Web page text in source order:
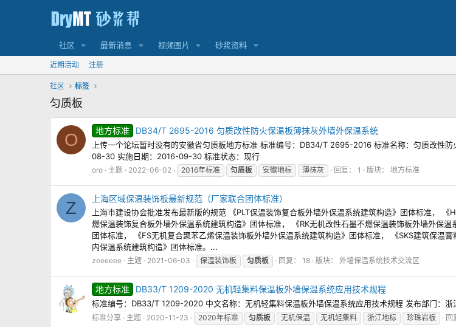
社区 最新消息 视频图片 砂浆资料
近期活动 注册
社区 标签
匀质板
O 地方标准 DB34/T 2695-2016 匀质改性防火保温板薄抹灰外墙外保温系统
上传一个论坛暂时没有的安徽省匀质板地方标准 标准编号：DB34/T 2695-2016 标准名称：匀质改性
08-30 实施日期：2016-09-30 标准状态：现行
oro 主题 2022-06-02 2016年标准 匀质板 安徽地标 薄抹灰 回复： 1 版块： 地方标准
Z 上海区域保温装饰板最新规范（厂家联合团体标准）
上海市建设协会批准发布最新版的规范 《PLT保温装饰复合板外墙外保温系统建筑构造》团体标准，
燃保温装饰复合板外墙外保温系统建筑构造》团体标准， 《RK无机改性石墨不燃保温装饰板外墙外保
团体标准， 《FS无机复合聚苯乙烯保温装饰板外墙外保温系统建筑构造》团体标准， 《SKS建筑保温
内保温系统建筑构造》团体标准。...
zeeeeee 主题 2021-06-03 保温装饰板 匀质板 回复： 18 版块： 外墙保温系统技术交流区
地方标准 DB33/T 1209-2020 无机轻集料保温板外墙保温系统应用技术规程
标准编号：DB33/T 1209-2020 中文名称：无机轻集料保温板外墙保温系统应用技术规程 发布部门：
标准分享 主题 2020-11-23 2020年标准 匀质板 无机保温 无机轻集料 浙江地标 珍珠岩板 回